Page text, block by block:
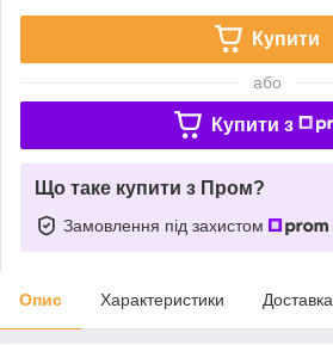
Купити
або
Купити з
Що таке купити з Пром?
Замовлення під захистом
Опис Характеристики Доставка